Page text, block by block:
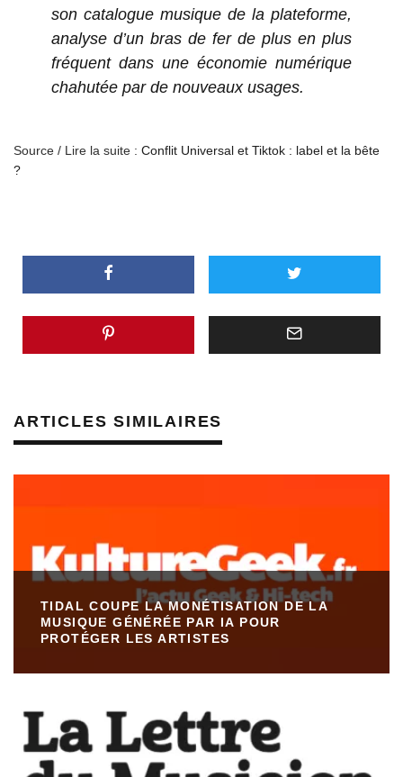
son catalogue musique de la plateforme,
analyse d’un bras de fer de plus en plus
fréquent dans une économie numérique
chahutée par de nouveaux usages.
Source / Lire la suite : Conflit Universal et Tiktok : label et la bête
?
ARTICLES SIMILAIRES
TIDAL COUPE LA MONÉTISATION DE LA
MUSIQUE GÉNÉRÉE PAR IA POUR
PROTÉGER LES ARTISTES